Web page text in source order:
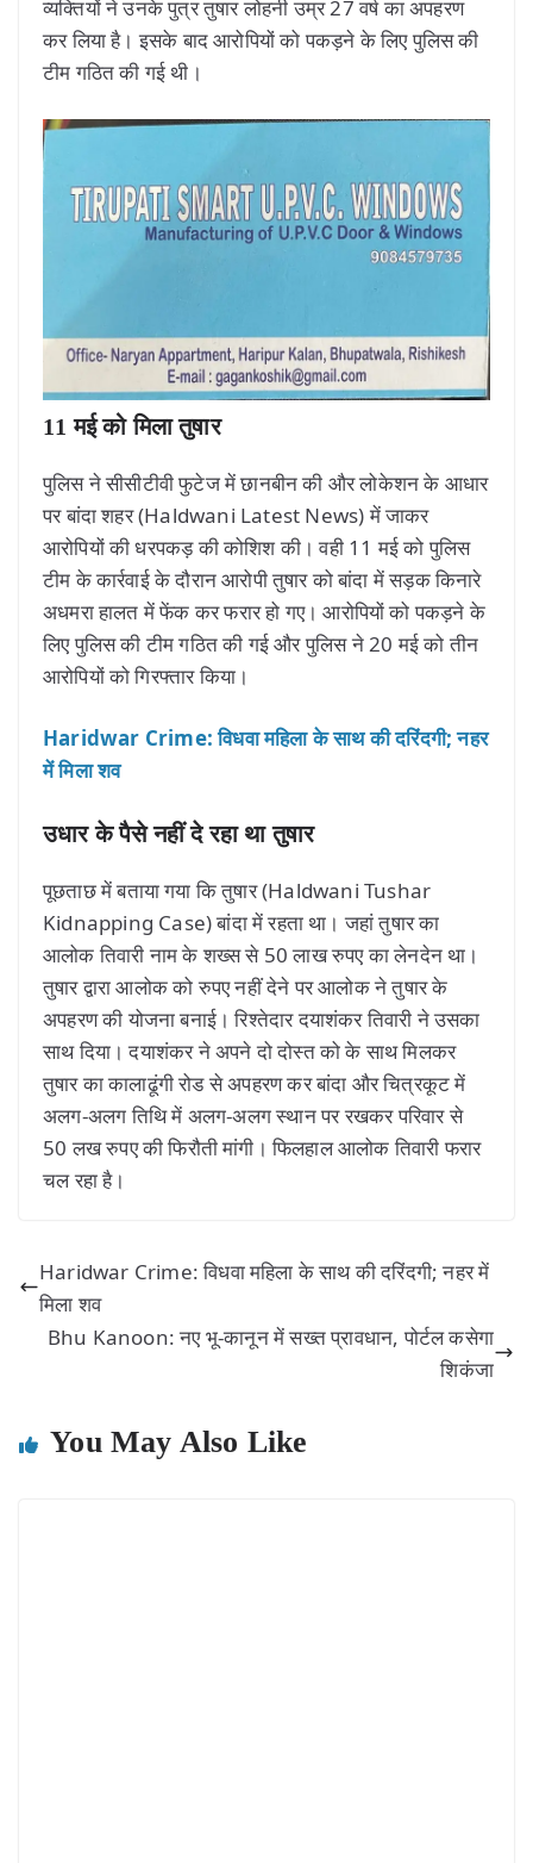
व्यक्तियों ने उनके पुत्र तुषार लोहनी उम्र 27 वर्ष का अपहरण
कर लिया है। इसके बाद आरोपियों को पकड़ने के लिए पुलिस की
टीम गठित की गई थी।
11 मई को मिला तुषार
पुलिस ने सीसीटीवी फुटेज में छानबीन की और लोकेशन के आधार
पर बांदा शहर (Haldwani Latest News) में जाकर
आरोपियों की धरपकड़ की कोशिश की। वही 11 मई को पुलिस
टीम के कार्रवाई के दौरान आरोपी तुषार को बांदा में सड़क किनारे
अधमरा हालत में फेंक कर फरार हो गए। आरोपियों को पकड़ने के
लिए पुलिस की टीम गठित की गई और पुलिस ने 20 मई को तीन
आरोपियों को गिरफ्तार किया।
Haridwar Crime: विधवा महिला के साथ की दरिंदगी; नहर
में मिला शव
उधार के पैसे नहीं दे रहा था तुषार
पूछताछ में बताया गया कि तुषार (Haldwani Tushar
Kidnapping Case) बांदा में रहता था। जहां तुषार का
आलोक तिवारी नाम के शख्स से 50 लाख रुपए का लेनदेन था।
तुषार द्वारा आलोक को रुपए नहीं देने पर आलोक ने तुषार के
अपहरण की योजना बनाई। रिश्तेदार दयाशंकर तिवारी ने उसका
साथ दिया। दयाशंकर ने अपने दो दोस्त को के साथ मिलकर
तुषार का कालाढूंगी रोड से अपहरण कर बांदा और चित्रकूट में
अलग-अलग तिथि में अलग-अलग स्थान पर रखकर परिवार से
50 लख रुपए की फिरौती मांगी। फिलहाल आलोक तिवारी फरार
चल रहा है।
Haridwar Crime: विधवा महिला के साथ की दरिंदगी; नहर में
मिला शव
Bhu Kanoon: नए भू-कानून में सख्त प्रावधान, पोर्टल कसेगा
शिकंजा
You May Also Like